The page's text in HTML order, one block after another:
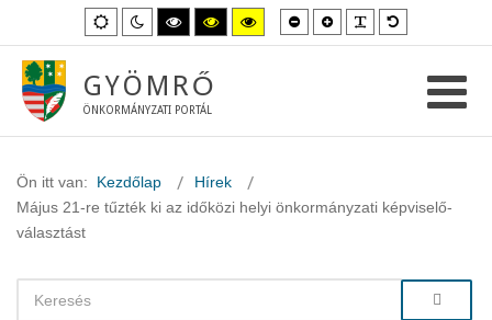
Alapértelmezett
mód
Éjszakai
mód
Magas
kontraszt
fekete-
mód.
Magas
kontraszt
fekete-
Magas
kontraszt
sárga-
Kisebb
betűméret
Nagyobb
betűméret
GYÖMRŐ
ÖNKORMÁNYZATI PORTÁL
Ön itt van: Kezdőlap
Hírek
Május 21-re tűzték ki az időközi helyi önkormányzati képviselő-
választást